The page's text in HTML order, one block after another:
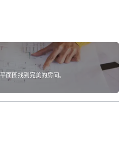
面图找到完美的房间。